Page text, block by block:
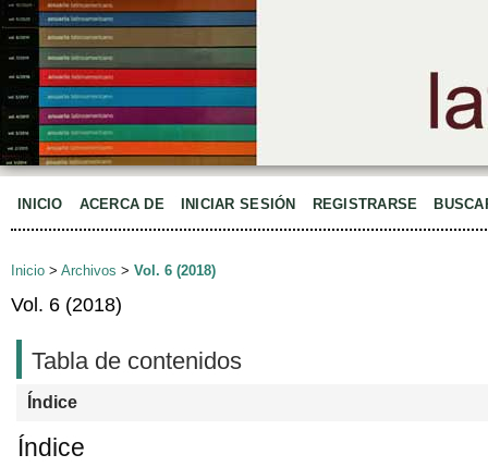
INICIO ACERCA DE INICIAR SESIÓN REGISTRARSE
Inicio > Archivos > Vol. 6 (2018)
Vol. 6 (2018)
Tabla de contenidos
Índice
Índice